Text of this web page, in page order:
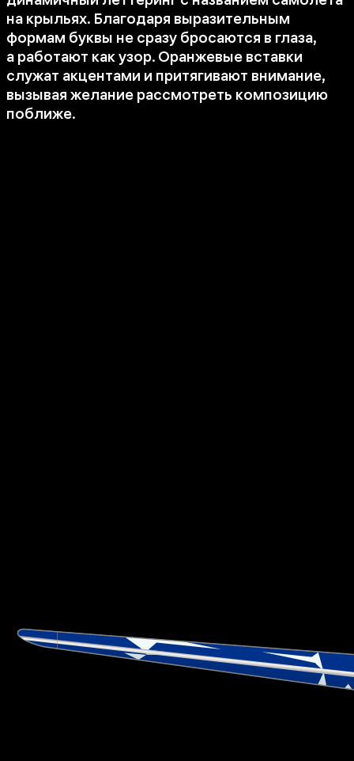
на крыльях. Благодаря выразительным
формам буквы не сразу бросаются в глаза,
а работают как узор. Оранжевые вставки
служат акцентами и притягивают внимание,
вызывая желание рассмотреть композицию
поближе.